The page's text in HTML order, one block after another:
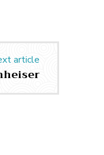
article